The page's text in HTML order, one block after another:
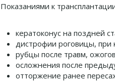
Показаниями к
кератоконус на поздней
дистрофии роговицы, при
рубцы после травм,
осложнения после
отторжение ранее